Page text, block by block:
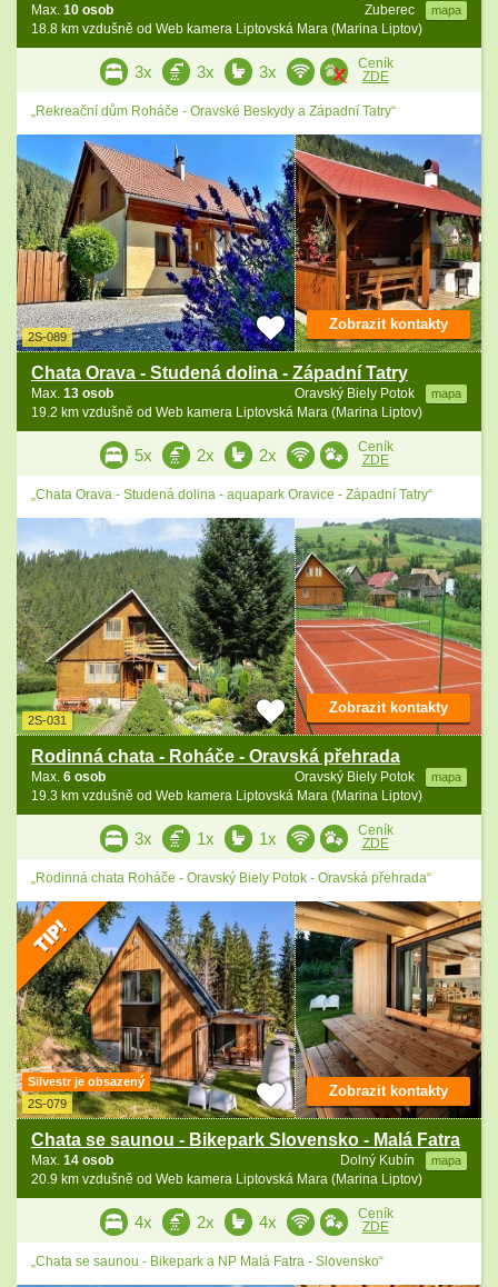
Zuberec mapa
Max. 10 osob
18.8 km vzdušně od Web kamera Liptovská Mara (Marina Liptov)
3x 3x 3x
Ceník
ZDE
„Rekreační dům Roháče - Oravské Beskydy a Západní Tatry“
2S-089
Chata Orava - Studená dolina - Západní Tatry
Oravský Biely Potok mapa
Max. 13 osob
19.2 km vzdušně od Web kamera Liptovská Mara (Marina Liptov)
Zobrazit kontakty
5x 2x 2x
Ceník
ZDE
„Chata Orava - Studená dolina - aquapark Oravice - Západní Tatry“
2S-031
Rodinná chata - Roháče - Oravská přehrada
Oravský Biely Potok mapa
Max. 6 osob
19.3 km vzdušně od Web kamera Liptovská Mara (Marina Liptov)
Zobrazit kontakty
3x 1x 1x
Ceník
ZDE
„Rodinná chata Roháče - Oravský Biely Potok - Oravská přehrada“
Silvestr je obsazený
2S-079
Chata se saunou - Bikepark Slovensko - Malá Fatra
Dolný Kubín mapa
Max. 14 osob
20.9 km vzdušně od Web kamera Liptovská Mara (Marina Liptov)
Zobrazit kontakty
4x 2x 4x
Ceník
ZDE
„Chata se saunou - Bikepark a NP Malá Fatra - Slovensko“